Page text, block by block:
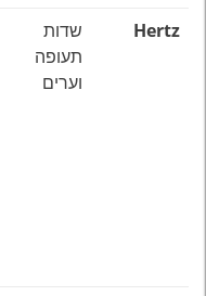
Hertz
שדות
תעופה
וערים